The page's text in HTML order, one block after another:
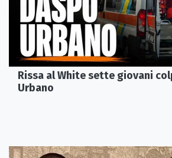
Rissa al White sette giovani
Urbano